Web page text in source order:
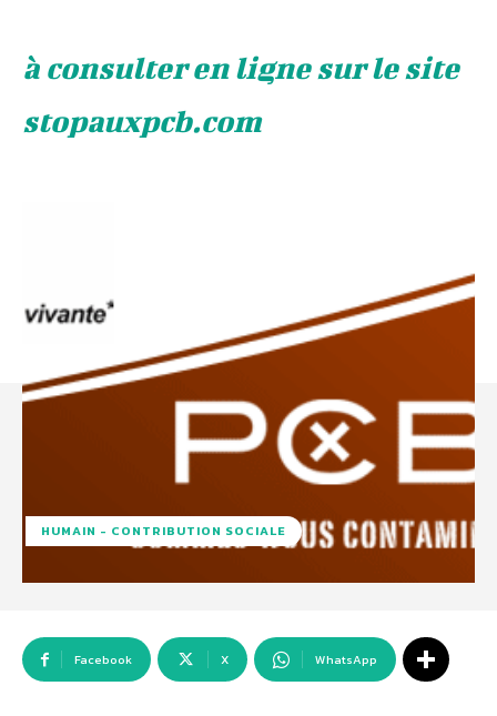
à consulter en ligne sur le site
stopauxpcb.com
HUMAIN - CONTRIBUTION SOCIALE
Facebook X WhatsApp